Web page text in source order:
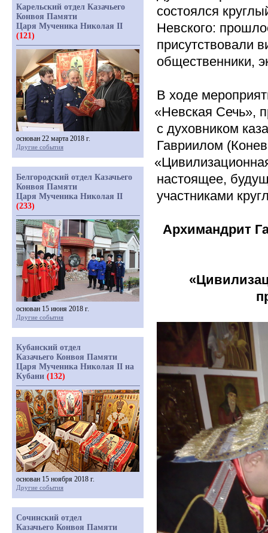
состоялся
Невского:
присутствовали
общественники,
В ходе
«Невская Сечь»,
с духовником
Гавриилом
настоящее,
участниками
Архимандрит
Карельский отдел Казачьего
Конвоя Памяти
Царя Мученика Николая II
(121)
основан 22 марта 2018 г.
Другие события
Белгородский отдел Казачьего
Конвоя Памяти
Царя Мученика Николая II
(233)
основан 15 июня 2018 г.
Другие события
Кубанский отдел
Казачьего Конвоя Памяти
Царя Мученика Николая II на
Кубани (132)
основан 15 ноября 2018 г.
Другие события
Сочинский отдел
Казачьего Конвоя Памяти